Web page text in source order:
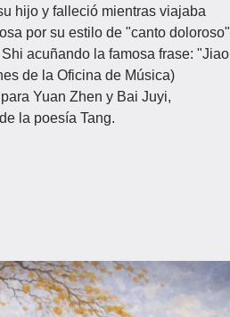
hijo y falleció mientras viajaba
por su estilo de "canto doloroso"
acuñando la famosa frase: "Jiao
de la Oficina de Música)
Yuan Zhen y Bai Juyi,
la poesía Tang.